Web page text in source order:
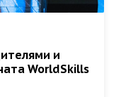
и
WorldSkills